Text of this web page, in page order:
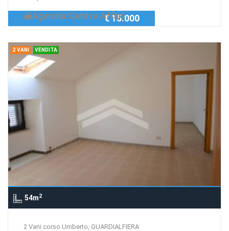
Agenzia:Centro Affari
€ 15.000
2 VANI VENDITA
54m2
2 Vani corso Umberto, GUARDIALFIERA